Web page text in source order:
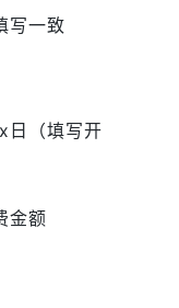
写一致
日（填写开
金额